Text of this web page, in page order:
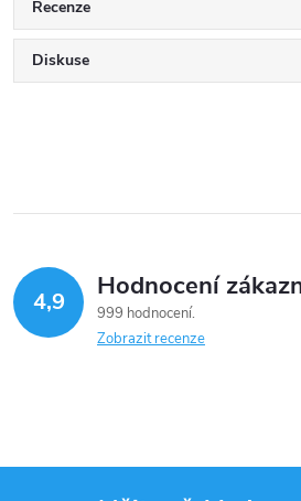
Recenze
Diskuse
4,9 Hodnocení
999 hodnocení
Zobrazit recenze